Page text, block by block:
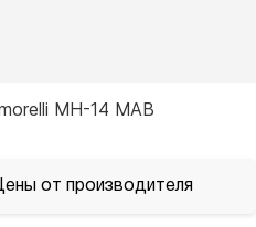
MH-14 MAB
от производителя